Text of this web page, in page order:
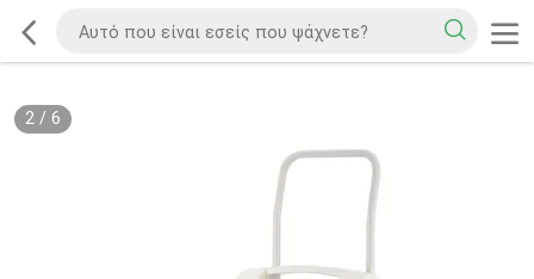
2/ 6